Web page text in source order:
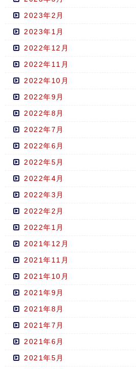
2023年2月
2023年1月
2022年12月
2022年11月
2022年10月
2022年9月
2022年8月
2022年7月
2022年6月
2022年5月
2022年4月
2022年3月
2022年2月
2022年1月
2021年12月
2021年11月
2021年10月
2021年9月
2021年8月
2021年7月
2021年6月
2021年5月